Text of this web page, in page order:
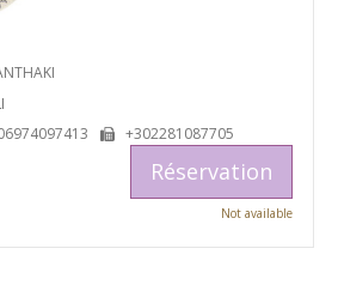
+302281087705
Réservation
Not available